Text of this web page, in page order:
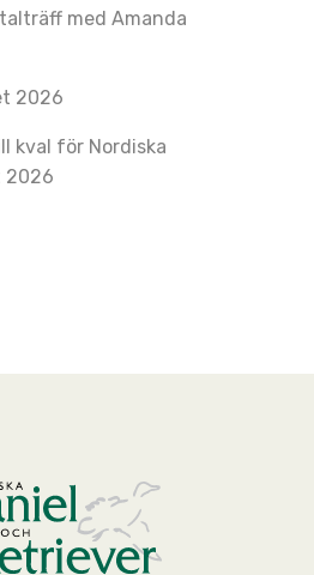
med Amanda
2026
kval för Nordiska
2026